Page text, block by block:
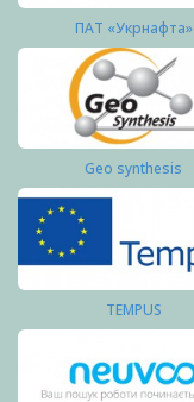
ПАТ «Укрнафта»
Geo synthesis
TEMPUS